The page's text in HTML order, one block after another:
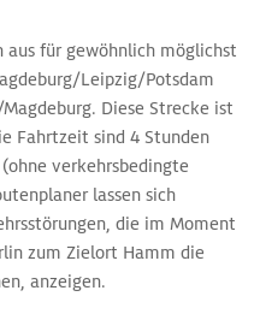
aus für gewöhnlich möglichst
Leipzig/Potsdam
Diese Strecke ist
Fahrtzeit sind 4 Stunden
verkehrsbedingte
lassen sich
die im Moment
zum Zielort Hamm die
anzeigen.